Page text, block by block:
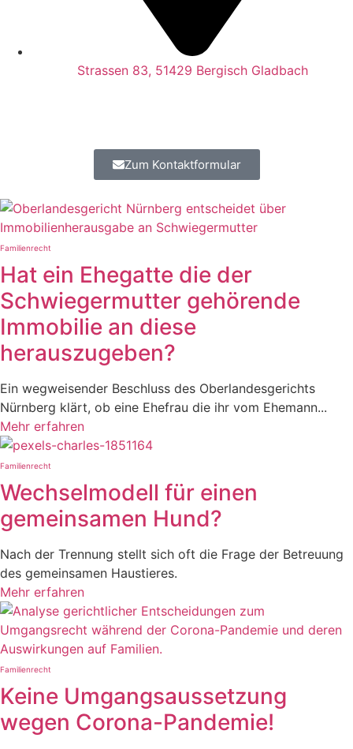
Strassen 83, 51429 Bergisch Gladbach
Zum Kontaktformular
Familienrecht
Hat ein Ehegatte die der
Schwiegermutter gehörende
Immobilie an diese
herauszugeben?
Ein wegweisender Beschluss des Oberlandesgerichts
Nürnberg klärt, ob eine Ehefrau die ihr vom Ehemann...
Mehr erfahren
Familienrecht
Wechselmodell für einen
gemeinsamen Hund?
Nach der Trennung stellt sich oft die Frage der Betreuung
des gemeinsamen Haustieres.
Mehr erfahren
Familienrecht
Keine Umgangsaussetzung
wegen Corona-Pandemie!